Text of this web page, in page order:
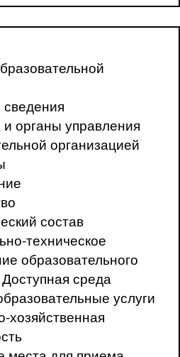
и органы управления
организацией
состав
техническое
образовательного
среда
услуги
хозяйственная